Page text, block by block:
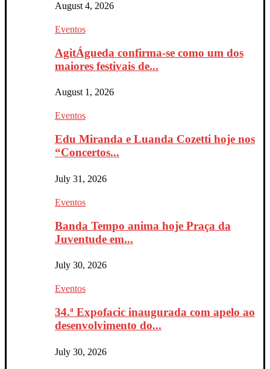
August 4, 2026
Eventos
AgitÁgueda confirma-se como um dos
maiores festivais de...
August 1, 2026
Eventos
Edu Miranda e Luanda Cozetti hoje nos
“Concertos...
July 31, 2026
Eventos
Banda Tempo anima hoje Praça da
Juventude em...
July 30, 2026
Eventos
34.ª Expofacic inaugurada com apelo ao
desenvolvimento do...
July 30, 2026